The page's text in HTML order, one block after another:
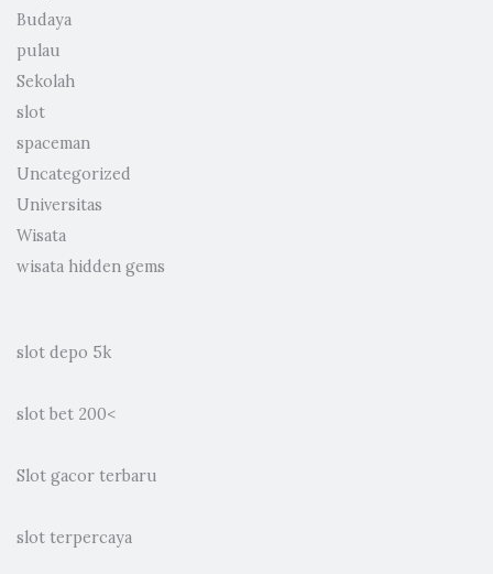
Budaya
pulau
Sekolah
slot
spaceman
Uncategorized
Universitas
Wisata
wisata hidden gems
slot depo 5k
slot bet 200<
Slot gacor terbaru
slot terpercaya